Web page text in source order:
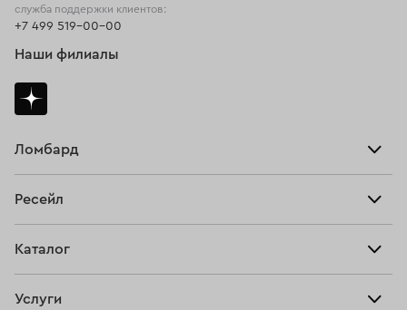
Ломбард
Тарифы
Ресейл
Купить
Каталог
Услуги
служба поддержки клиентов:
+7 499 519-00-00
Наши филиалы